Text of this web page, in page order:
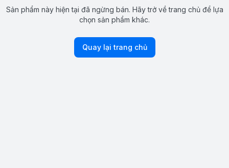
Sản phẩm này hiện tại đã ngừng bán. Hãy trở về trang chủ để lựa
chọn sản phẩm khác.
Quay lại trang chủ